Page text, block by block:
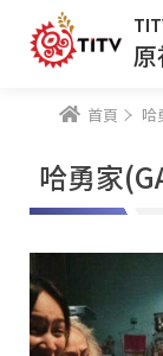
首頁 哈
哈勇家